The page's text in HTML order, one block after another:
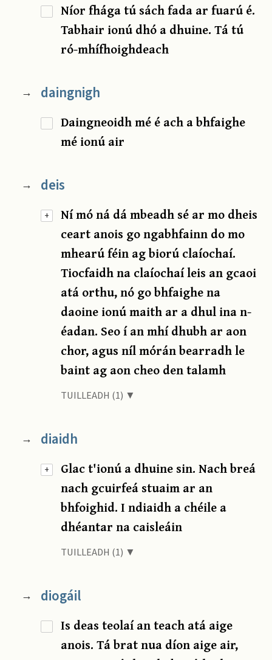
Níor fhága tú sách fada ar fuarú é.
Tabhair ionú dhó a dhuine. Tá tú
ró-mhífhoighdeach
→ daingnigh
Daingneoidh mé é ach a bhfaighe
mé ionú air
+
→ deis
Ní mó ná dá mbeadh sé ar mo dheis
ceart anois go ngabhfainn do mo
mhearú féin ag biorú claíochaí.
Tiocfaidh na claíochaí leis an gcaoi
atá orthu, nó go bhfaighe na
daoine ionú maith ar a dhul ina n-
éadan. Seo í an mhí dhubh ar aon
chor, agus níl mórán bearradh le
baint ag aon cheo den talamh
TUILLEADH (1) ▼
+
→ diaidh
Glac t'ionú a dhuine sin. Nach breá
nach gcuirfeá stuaim ar an
bhfoighid. I ndiaidh a chéile a
dhéantar na caisleáin
TUILLEADH (1) ▼
→ diogáil
Is deas teolaí an teach atá aige
anois. Tá brat nua díon aige air,